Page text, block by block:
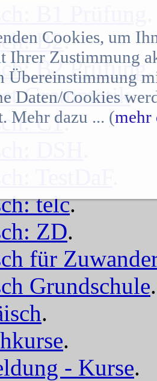
B1 Prüfung
B2.
B2 Prüfung.
Grammatik.
C1.
telc.
ZD.
für
Grundschule.
.
.
- Kurse.
Cookies, um
Ihrer Zustimmung
Übereinstimmung
Daten/Cookies
Mehr dazu ... (mehr